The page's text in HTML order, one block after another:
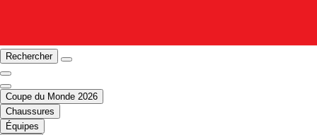
Rechercher
Coupe du Monde 2026
Chaussures
Équipes